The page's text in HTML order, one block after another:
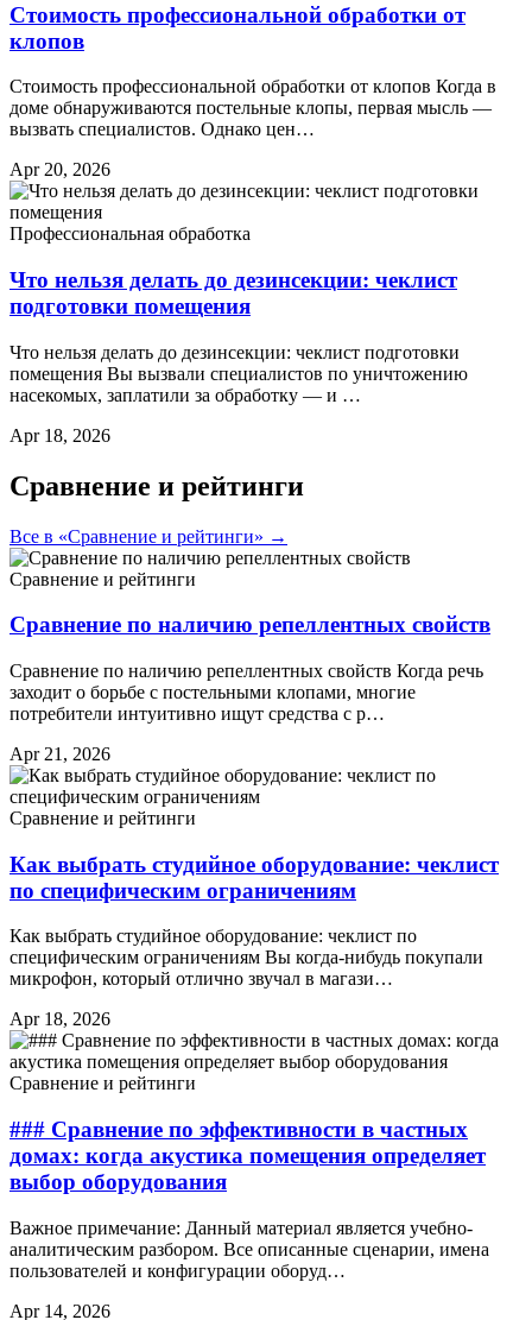
Стоимость профессиональной обработки от
клопов
Стоимость профессиональной обработки от клопов Когда в
доме обнаруживаются постельные клопы, первая мысль —
вызвать специалистов. Однако цен…
Apr 20, 2026
Профессиональная обработка
Что нельзя делать до дезинсекции: чеклист
подготовки помещения
Что нельзя делать до дезинсекции: чеклист подготовки
помещения Вы вызвали специалистов по уничтожению
насекомых, заплатили за обработку — и …
Apr 18, 2026
Сравнение и рейтинги
Все в «Сравнение и рейтинги» →
Сравнение и рейтинги
Сравнение по наличию репеллентных свойств
Сравнение по наличию репеллентных свойств Когда речь
заходит о борьбе с постельными клопами, многие
потребители интуитивно ищут средства с р…
Apr 21, 2026
Сравнение и рейтинги
Как выбрать студийное оборудование: чеклист
по специфическим ограничениям
Как выбрать студийное оборудование: чеклист по
специфическим ограничениям Вы когда-нибудь покупали
микрофон, который отлично звучал в магази…
Apr 18, 2026
Сравнение и рейтинги
### Сравнение по эффективности в частных
домах: когда акустика помещения определяет
выбор оборудования
Важное примечание: Данный материал является учебно-
аналитическим разбором. Все описанные сценарии, имена
пользователей и конфигурации оборуд…
Apr 14, 2026